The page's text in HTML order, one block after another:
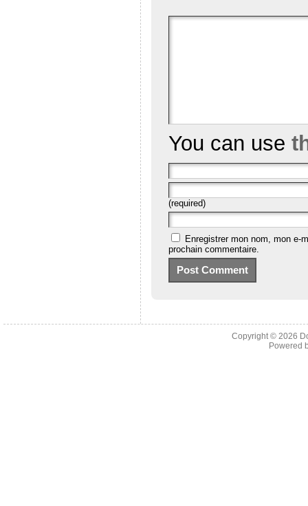
You can use
(required)
Enregistrer mon nom, mon e-
prochain commentaire.
Copyright © 2026
Powered